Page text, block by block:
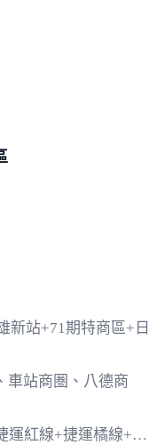
新站+71期特商區+日
車站商圏、八德商
運紅線+捷運橘線+地